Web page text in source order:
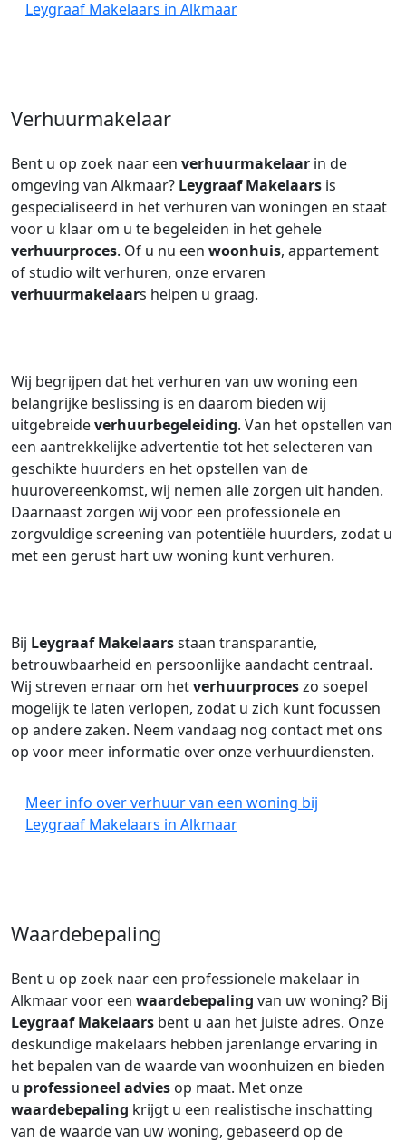
Leygraaf Makelaars in Alkmaar
Verhuurmakelaar
Bent u op zoek naar een verhuurmakelaar in de
omgeving van Alkmaar? Leygraaf Makelaars is
gespecialiseerd in het verhuren van woningen en staat
voor u klaar om u te begeleiden in het gehele
verhuurproces. Of u nu een woonhuis, appartement
of studio wilt verhuren, onze ervaren
verhuurmakelaars helpen u graag.
Wij begrijpen dat het verhuren van uw woning een
belangrijke beslissing is en daarom bieden wij
uitgebreideverhuurbegeleiding. Van het opstellen van
een aantrekkelijke advertentie tot het selecteren van
geschikte huurders en het opstellen van de
huurovereenkomst, wij nemen alle zorgen uit handen.
Daarnaast zorgen wij voor een professionele en
zorgvuldige screening van potentiële huurders, zodat u
met een gerust hart uw woning kunt verhuren.
Bij Leygraaf Makelaarsstaan transparantie,
betrouwbaarheid en persoonlijke aandacht centraal.
Wij streven ernaar om hetverhuurproceszo soepel
mogelijk te laten verlopen, zodat u zich kunt focussen
op andere zaken. Neem vandaag nog contact met ons
op voor meer informatie over onze verhuurdiensten.
Meer info over verhuur van een woning bij
Leygraaf Makelaars in Alkmaar
Waardebepaling
Bent u op zoek naar een professionele makelaar in
Alkmaar voor een waardebepaling van uw woning? Bij
Leygraaf Makelaars bent u aan het juiste adres. Onze
deskundige makelaars hebben jarenlange ervaring in
het bepalen van de waarde van woonhuizen en bieden
u professioneel advies op maat. Met onze
waardebepaling krijgt u een realistische inschatting
van de waarde van uw woning, gebaseerd op de